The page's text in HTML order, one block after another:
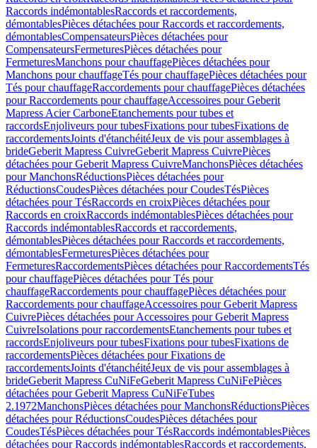
Raccords indémontablesRaccords et raccordements,
démontablesPièces détachées pour Raccords et raccordements,
démontablesCompensateursPièces détachées pour
CompensateursFermeturesPièces détachées pour
FermeturesManchons pour chauffagePièces détachées pour
Manchons pour chauffageTés pour chauffagePièces détachées pour
Tés pour chauffageRaccordements pour chauffagePièces détachées
pour Raccordements pour chauffageAccessoires pour Geberit
Mapress Acier CarboneEtanchements pour tubes et
raccordsEnjoliveurs pour tubesFixations pour tubesFixations de
raccordementsJoints d'étanchéitéJeux de vis pour assemblages à
brideGeberit Mapress CuivreGeberit Mapress CuivrePièces
détachées pour Geberit Mapress CuivreManchonsPièces détachées
pour ManchonsRéductionsPièces détachées pour
RéductionsCoudesPièces détachées pour CoudesTésPièces
détachées pour TésRaccords en croixPièces détachées pour
Raccords en croixRaccords indémontablesPièces détachées pour
Raccords indémontablesRaccords et raccordements,
démontablesPièces détachées pour Raccords et raccordements,
démontablesFermeturesPièces détachées pour
FermeturesRaccordementsPièces détachées pour RaccordementsTés
pour chauffagePièces détachées pour Tés pour
chauffageRaccordements pour chauffagePièces détachées pour
Raccordements pour chauffageAccessoires pour Geberit Mapress
CuivrePièces détachées pour Accessoires pour Geberit Mapress
CuivreIsolations pour raccordementsEtanchements pour tubes et
raccordsEnjoliveurs pour tubesFixations pour tubesFixations de
raccordementsPièces détachées pour Fixations de
raccordementsJoints d'étanchéitéJeux de vis pour assemblages à
brideGeberit Mapress CuNiFeGeberit Mapress CuNiFePièces
détachées pour Geberit Mapress CuNiFeTubes
2.1972ManchonsPièces détachées pour ManchonsRéductionsPièces
détachées pour RéductionsCoudesPièces détachées pour
CoudesTésPièces détachées pour TésRaccords indémontablesPièces
détachées pour Raccords indémontablesRaccords et raccordements,